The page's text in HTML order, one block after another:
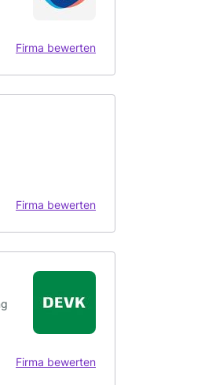
Firma bewerten
Firma bewerten
Firma bewerten